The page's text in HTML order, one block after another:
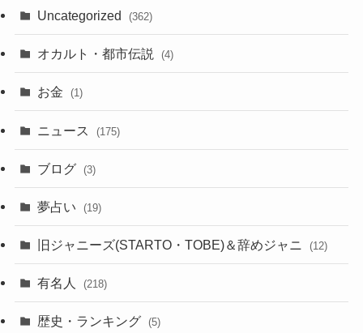
Uncategorized (362)
オカルト・都市伝説 (4)
お金 (1)
ニュース (175)
ブログ (3)
夢占い (19)
旧ジャニーズ(STARTO・TOBE)＆辞めジャニ (12)
有名人 (218)
歴史・ランキング (5)